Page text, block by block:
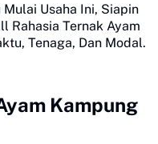
Usaha Ini, Siapin
Rahasia Ternak Ayam
Tenaga, Dan Modal.
Kampung